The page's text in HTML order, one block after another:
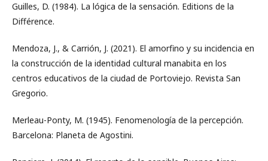
Guilles, D. (1984). La lógica de la sensación. Editions de la
Différence.
Mendoza, J., & Carrión, J. (2021). El amorfino y su incidencia en
la construcción de la identidad cultural manabita en los
centros educativos de la ciudad de Portoviejo. Revista San
Gregorio.
Merleau-Ponty, M. (1945). Fenomenología de la percepción.
Barcelona: Planeta de Agostini.